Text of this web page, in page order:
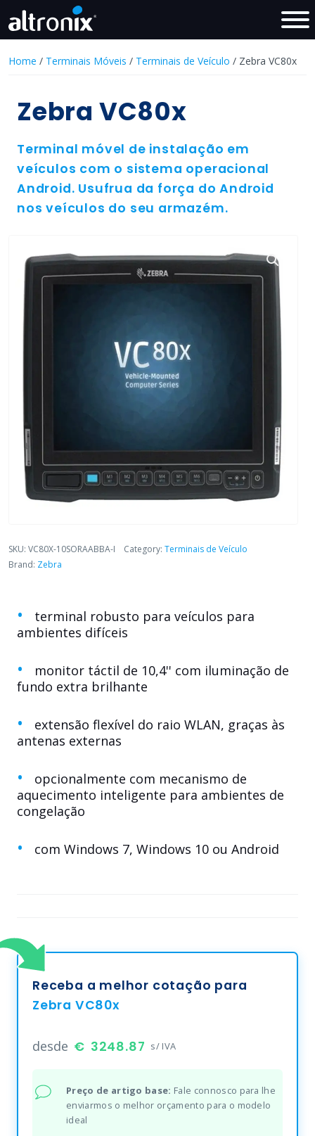
Home / Terminais Móveis / Terminais de Veículo / Zebra VC80x
Zebra VC80x
Terminal móvel de instalação em
veículos com o sistema operacional
Android. Usufrua da força do Android
nos veículos do seu armazém.
SKU: VC80X-10SORAABBA-I Category: Terminais de Veículo
Brand: Zebra
terminal robusto para veículos para
ambientes difíceis
monitor táctil de 10,4'' com iluminação de
fundo extra brilhante
extensão flexível do raio WLAN, graças às
antenas externas
opcionalmente com mecanismo de
aquecimento inteligente para ambientes de
congelação
com Windows 7, Windows 10 ou Android
Receba a melhor cotação para
Zebra VC80x
desde 3248.87 s/ IVA
Preço de artigo base: Fale connosco para lhe
enviarmos o melhor orçamento para o modelo
ideal